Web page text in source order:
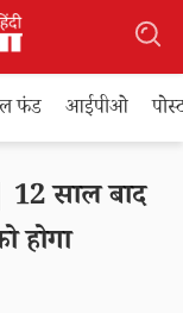
फंड आईपीओ
साल बाद
होगा